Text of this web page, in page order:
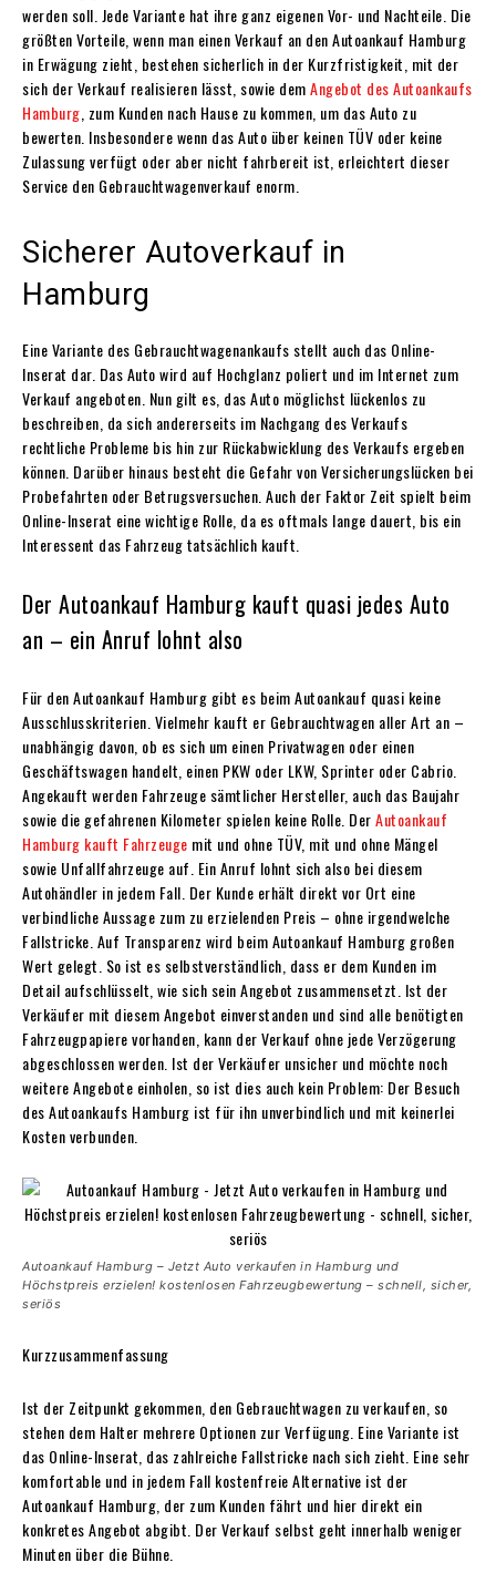
werden soll. Jede Variante hat ihre ganz eigenen Vor- und Nachteile. Die
größten Vorteile, wenn man einen Verkauf an den Autoankauf Hamburg
in Erwägung zieht, bestehen sicherlich in der Kurzfristigkeit, mit der
sich der Verkauf realisieren lässt, sowie demAngebot des Autoankaufs
Hamburg, zum Kunden nach Hause zu kommen, um das Auto zu
bewerten. Insbesondere wenn das Auto über keinen TÜV oder keine
Zulassung verfügt oder aber nicht fahrbereit ist, erleichtert dieser
Service den Gebrauchtwagenverkauf enorm.
Sicherer Autoverkauf in
Hamburg
Eine Variante des Gebrauchtwagenankaufs stellt auch das Online-
Inserat dar. Das Auto wird auf Hochglanz poliert und im Internet zum
Verkauf angeboten. Nun gilt es, das Auto möglichst lückenlos zu
beschreiben, da sich andererseits im Nachgang des Verkaufs
rechtliche Probleme bis hin zur Rückabwicklung des Verkaufs ergeben
können. Darüber hinaus besteht die Gefahr von Versicherungslücken bei
Probefahrten oder Betrugsversuchen. Auch der Faktor Zeit spielt beim
Online-Inserat eine wichtige Rolle, da es oftmals lange dauert, bis ein
Interessent das Fahrzeug tatsächlich kauft.
Der Autoankauf Hamburg kauft quasi jedes Auto
an – ein Anruf lohnt also
Für den Autoankauf Hamburg gibt es beim Autoankauf quasi keine
Ausschlusskriterien. Vielmehr kauft er Gebrauchtwagen aller Art an –
unabhängig davon, ob es sich um einen Privatwagen oder einen
Geschäftswagen handelt, einen PKW oder LKW, Sprinter oder Cabrio.
Angekauft werden Fahrzeuge sämtlicher Hersteller, auch das Baujahr
sowie die gefahrenen Kilometer spielen keine Rolle. DerAutoankauf
Hamburg kauft Fahrzeuge mit und ohne TÜV, mit und ohne Mängel
sowie Unfallfahrzeuge auf. Ein Anruf lohnt sich also bei diesem
Autohändler in jedem Fall. Der Kunde erhält direkt vor Ort eine
verbindliche Aussage zum zu erzielenden Preis – ohne irgendwelche
Fallstricke. Auf Transparenz wird beim Autoankauf Hamburg großen
Wert gelegt. So ist es selbstverständlich, dass er dem Kunden im
Detail aufschlüsselt, wie sich sein Angebot zusammensetzt. Ist der
Verkäufer mit diesem Angebot einverstanden und sind alle benötigten
Fahrzeugpapiere vorhanden, kann der Verkauf ohne jede Verzögerung
abgeschlossen werden. Ist der Verkäufer unsicher und möchte noch
weitere Angebote einholen, so ist dies auch kein Problem: Der Besuch
des Autoankaufs Hamburg ist für ihn unverbindlich und mit keinerlei
Kosten verbunden.
Autoankauf Hamburg – Jetzt Auto verkaufen in Hamburg und
Höchstpreis erzielen! kostenlosen Fahrzeugbewertung – schnell, sicher,
seriös
Kurzzusammenfassung
Ist der Zeitpunkt gekommen, den Gebrauchtwagen zu verkaufen, so
stehen dem Halter mehrere Optionen zur Verfügung. Eine Variante ist
das Online-Inserat, das zahlreiche Fallstricke nach sich zieht. Eine sehr
komfortable und in jedem Fall kostenfreie Alternative ist der
Autoankauf Hamburg, der zum Kunden fährt und hier direkt ein
konkretes Angebot abgibt. Der Verkauf selbst geht innerhalb weniger
Minuten über die Bühne.